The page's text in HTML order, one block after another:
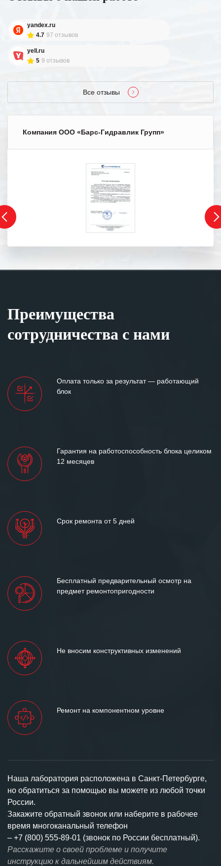
yandex.ru
4.7 97 отзывов
yell.ru
5 9 отзывов
Все отзывы
Компания ООО «Барс-Гидравлик Групп»
Преимущества
сотрудничества с нами
Оплата только за результат — работающий
блок
Гарантия на работоспособность блока целиком
12 месяцев
Срок ремонта от 5 дней
Бесплатный предварительный осмотр на
предмет ремонтопригодности
Не вносим конструктивных изменений
Ремонт на компонентном уровне
Наша лаборатория расположена в Санкт-Петербурге,
но обратиться за помощью вы можете из любой точки
России.
Закажите обратный звонок или наберите в рабочее
время многоканальный телефон
– +7 (800) 555-89-01 (звонок по России бесплатный).
Расскажите о своей проблеме и получите
инструкцию к дальнейшим действиям.